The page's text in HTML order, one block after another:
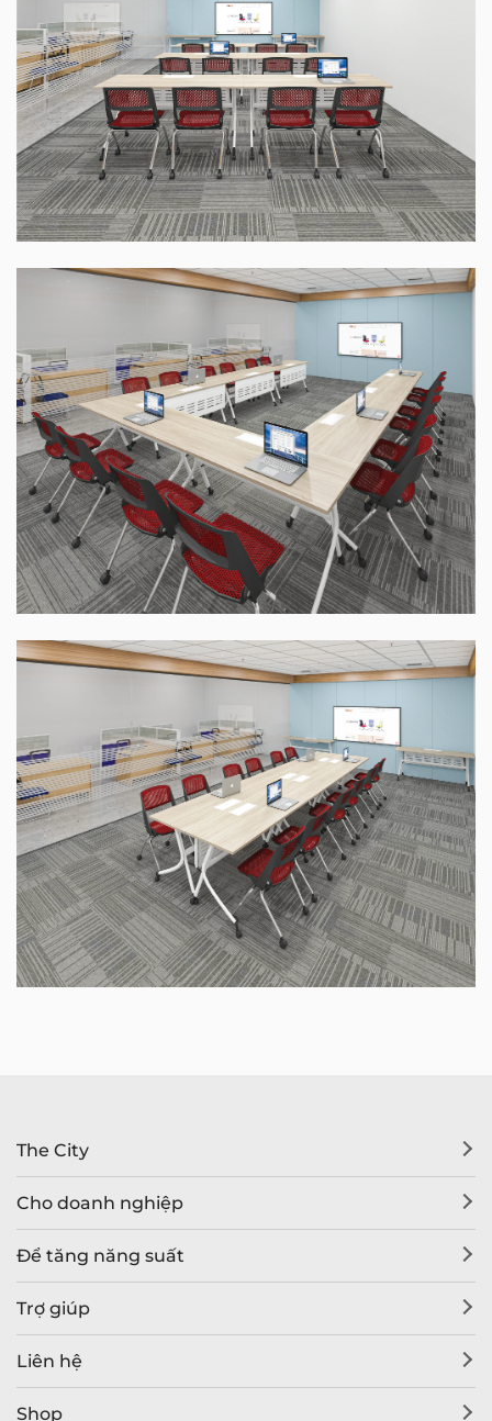
The City
Cho doanh nghiệp
Để tăng năng suất
Trợ giúp
Liên hệ
Shop